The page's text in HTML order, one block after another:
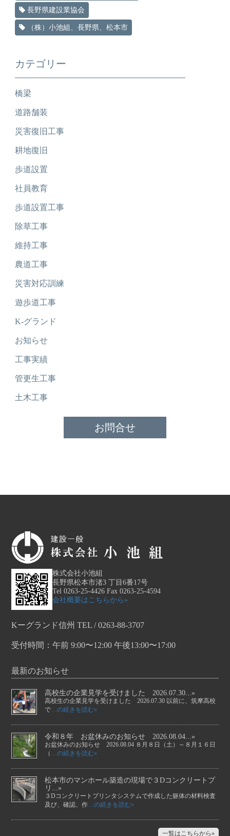
長野県建設業協会
（株）小池組、長野県、松本市
カテゴリー
橋梁
道路舗装
災害復旧工事
耕地復旧
歩道設置
社員教育
歩道設置工事
除草工事
維持工事
農道工事
災害対応訓練
遊歩道工事
K-グランド
お知らせ
工事実績
管更生工事
土木工事
お問合せ
株式会社小池組
長野県松本市渚3 丁目6番17号
Tel 0263-25-4426 Fax 0263-25-4594
会社概要はこちらから»
Kーグランド信州 TEL / 0263-88-3707
受付時間：午前 9:00〜12:00 午後13:00〜17:00
最新のお知らせ
高校生の企業見学を受けました 2026.07.30...»
高校生の企業見学を受けました 2026.07.30 以前に、筑摩高校
で…の続きを読む»
令和８年 お盆休みのお知らせ 2026.08.04...»
お盆休みのお知らせ 2026.08.04 ８月８日（土）～８月１６日
（ …の続きを読む»
松本市のマンホール築造の現場で３Dコンクリートプ
リ...»
３Dコンクリートプリンタシステムで作成した躯体の材料検査
及び、確認、作…の続きを読む»
一覧はこちらから»